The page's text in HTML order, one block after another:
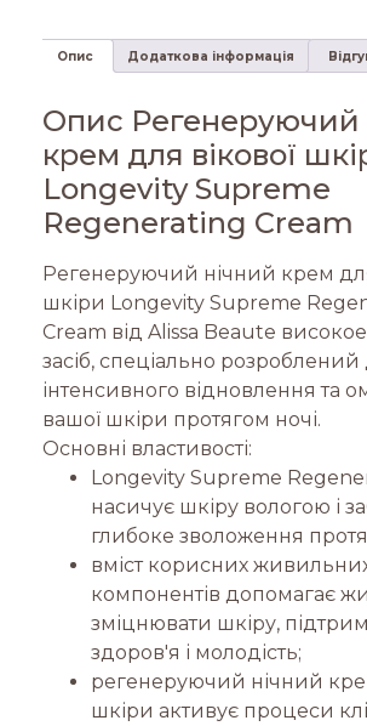
Опис Додаткова інформація
Опис Регенеруючий
крем для вікової
Longevity Supreme
Regenerating Cream
Регенеруючий нічний крем
шкіри Longevity Supreme
Cream від Alissa Beaute
засіб, спеціально розроблений
інтенсивного відновлення та
вашої шкіри протягом ночі.
Основні властивості:
Longevity Supreme
насичує шкіру вологою і
глибоке зволоження
вміст корисних
компонентів допомагає
зміцнювати шкіру,
здоров'я і молодість;
регенеруючий нічний
шкіри активує процеси